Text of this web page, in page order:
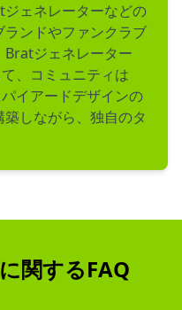
ジェネレーターなどの
ンドやファンクラブ
Bratジェネレーター
、コミュニティは
イアードデザインの
しながら、独自のタ
関するFAQ